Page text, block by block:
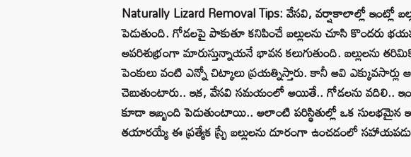
Naturally Lizard Removal Tips: వేసవి, వర్షాకాలాల్లో ఇంట్లో
పెడుతుంది. గోడలపై పాకుతూ కనిపించే బల్లులను చూసి కొందరు
అపరిశుభ్రంగా మారుస్తున్నాయనే భావన కలుగుతుంది. బల్లులను
పెంకులు వంటి ఎన్నో చిట్కాలు ప్రయత్నిస్తారు. కానీ అవి
చెబుతుంటారు.. ఇక, వేసవి సమయంలో అయితే.. గోడలను వదిలి..
కూడా ఇబ్బంది పెడుతుంటాయి.. అలాంటి పరిస్థితుల్లో ఒక
తయారయ్యే ఈ ప్రత్యేక స్ప్రే బల్లులను దూరంగా ఉంచడంలో